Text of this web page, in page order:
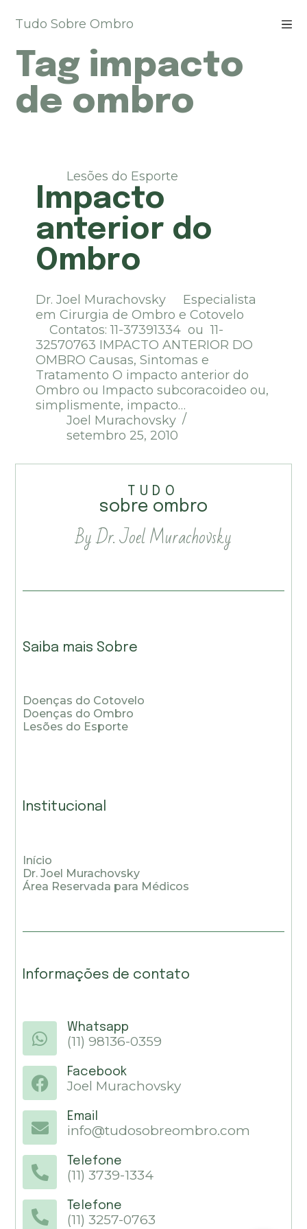
u
a
a
Tudo Sobre Ombro
Tag impacto
de ombro
Lesões do Esporte
Impacto
anterior do
Ombro
Dr. Joel Murachovsky Especialista
em Cirurgia de Ombro e Cotovelo
Contatos: 11-37391334 ou 11-
32570763 IMPACTO ANTERIOR DO
OMBRO Causas, Sintomas e
Tratamento O impacto anterior do
Ombro ou Impacto subcoracoideo ou,
simplismente, impacto…
Joel Murachovsky
setembro 25, 2010
TUDO
sobre ombro
By Dr. Joel Murachovsky
Saiba mais Sobre
Doenças do Cotovelo
Doenças do Ombro
Lesões do Esporte
Institucional
Início
Dr. Joel Murachovsky
Área Reservada para Médicos
Informações de contato
Whatsapp
(11) 98136-0359
Facebook
Joel Murachovsky
Email
info@tudosobreombro.com
Telefone
(11) 3739-1334
Telefone
(11) 3257-0763